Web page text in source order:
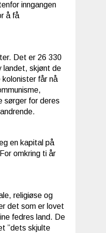
inngangen
å få
Det er 26 330
landet, skjønt de
får nå
sørger for deres
en kapital på
omkring ti år
religiøse og
det som er lovet
fedres land. De
”dets skjulte